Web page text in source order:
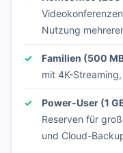
Nutzung
Familien (500
mit 4K-
Power-User (1
Reserven für
und Cloud-